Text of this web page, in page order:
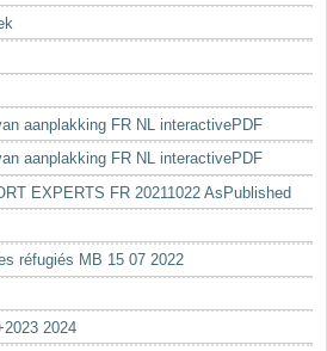
aanplakking FR NL interactivePDF
aanplakking FR NL interactivePDF
EXPERTS FR 20211022 AsPublished
réfugiés MB 15 07 2022
2024